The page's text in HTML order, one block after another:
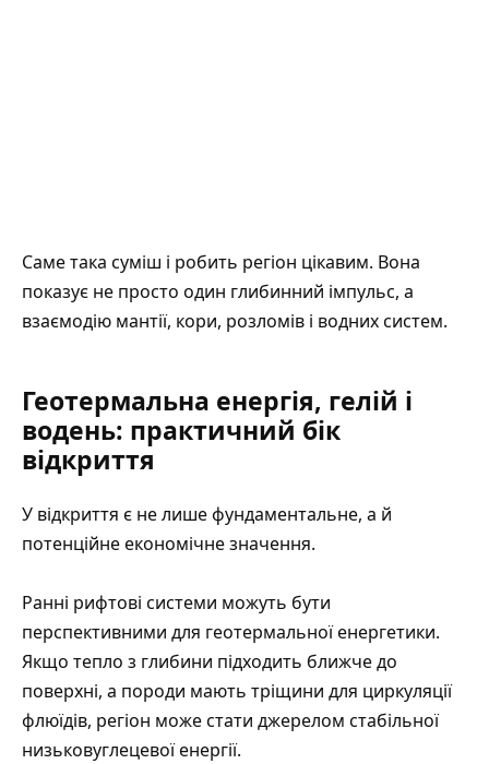
Саме така суміш і робить регіон цікавим. Вона
показує не просто один глибинний імпульс, а
взаємодію мантії, кори, розломів і водних систем.
Геотермальна енергія, гелій і
водень: практичний бік
відкриття
У відкриття є не лише фундаментальне, а й
потенційне економічне значення.
Ранні рифтові системи можуть бути
перспективними для геотермальної енергетики.
Якщо тепло з глибини підходить ближче до
поверхні, а породи мають тріщини для циркуляції
флюїдів, регіон може стати джерелом стабільної
низьковуглецевої енергії.